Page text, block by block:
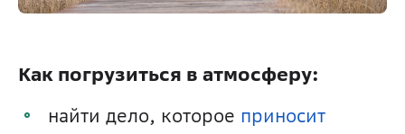
Как погрузиться в атмосферу:
найти дело, которое приносит